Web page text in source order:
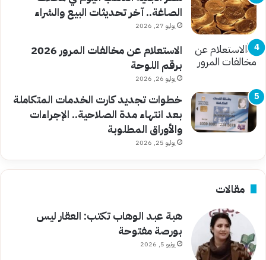
الصاغة.. آخر تحديثات البيع والشراء
يوليو 27, 2026
الاستعلام عن مخالفات المرور 2026
برقم اللوحة
يوليو 26, 2026
خطوات تجديد كارت الخدمات المتكاملة
بعد انتهاء مدة الصلاحية.. الإجراءات
والأوراق المطلوبة
يوليو 25, 2026
مقالات
هبة عبد الوهاب تكتب: العقار ليس
بورصة مفتوحة
يونيو 5, 2026